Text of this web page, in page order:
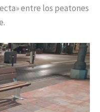
entre los peatones